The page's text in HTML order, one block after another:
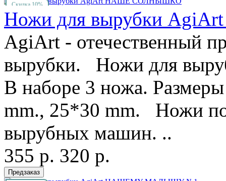
Скидка 10%
Ножи для вырубки
AgiArt - отечественный
вырубки. Ножи для
В наборе 3 ножа.
mm., 25*30 mm. Ножи
вырубных машин. ..
355 р. 320 р.